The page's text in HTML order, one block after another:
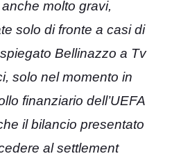
molto gravi,
solo di fronte a casi di
Bellinazzo a Tv
solo nel momento in
finanziario dell’UEFA
il bilancio presentato
al settlement